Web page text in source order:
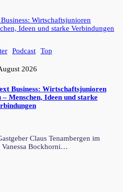
Podcast Top
2026
Business: Wirtschaftsjunioren
Menschen, Ideen und starke
Claus Tenambergen im
Vanessa Bockhorni…